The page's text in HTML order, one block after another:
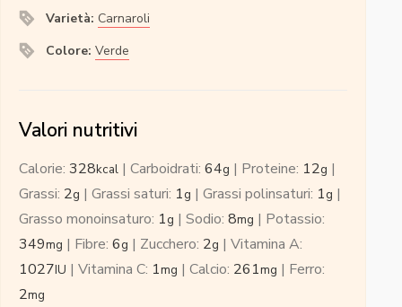
Varietà: Carnaroli
Colore:Verde
Valori nutritivi
Calorie: 328kcal | Carboidrati: 64g | Proteine: 12g |
Grassi: 2g | Grassi saturi: 1g | Grassi polinsaturi: 1g |
Grasso monoinsaturo: 1g | Sodio: 8mg | Potassio:
349mg | Fibre: 6g | Zucchero: 2g | Vitamina A:
1027IU | Vitamina C: 1mg | Calcio: 261mg | Ferro:
2mg